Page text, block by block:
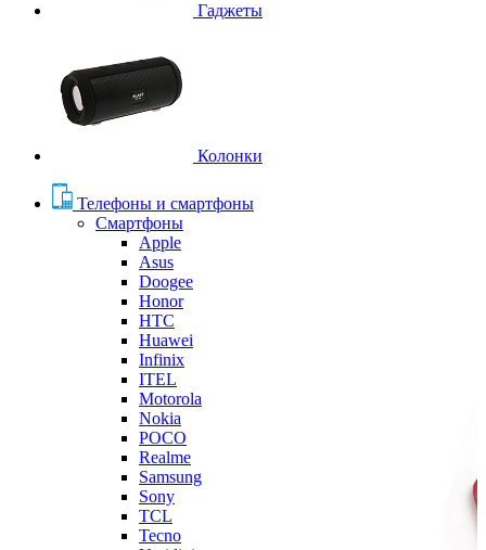
Гаджеты
Колонки
Телефоны и смартфоны
Смартфоны
Apple
Asus
Doogee
Honor
HTC
Huawei
Infinix
ITEL
Motorola
Nokia
POCO
Realme
Samsung
Sony
TCL
Tecno